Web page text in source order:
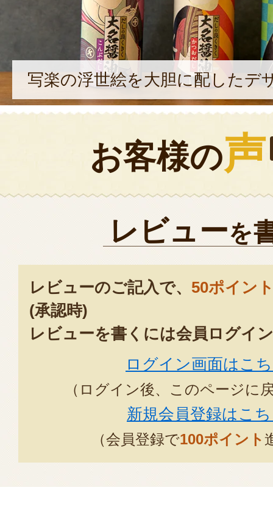
写楽の浮世絵を大胆に配したデ
お客様の声
レビューを
レビューのご記入で、 50ポイン
(承認時)
レビューを書くには会員ログイ
ログイン画面はこ
（ログイン後、このページに
新規会員登録はこ
（会員登録で100ポイント